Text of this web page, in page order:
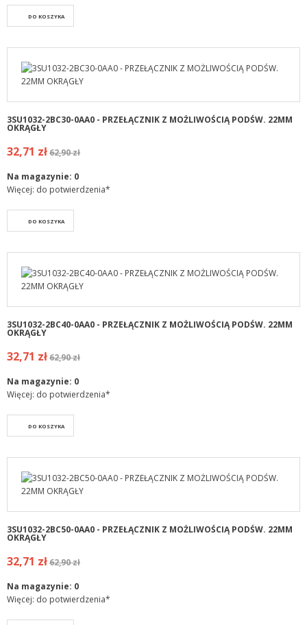
DO KOSZYKA
3SU1032-2BC30-0AA0 - PRZEŁĄCZNIK Z MOŻLIWOŚCIĄ PODŚW. 22MM
OKRĄGŁY
32,71 zł62,90 zł
Na magazynie: 0
Więcej: do potwierdzenia*
DO KOSZYKA
3SU1032-2BC40-0AA0 - PRZEŁĄCZNIK Z MOŻLIWOŚCIĄ PODŚW. 22MM
OKRĄGŁY
32,71 zł62,90 zł
Na magazynie: 0
Więcej: do potwierdzenia*
DO KOSZYKA
3SU1032-2BC50-0AA0 - PRZEŁĄCZNIK Z MOŻLIWOŚCIĄ PODŚW. 22MM
OKRĄGŁY
32,71 zł62,90 zł
Na magazynie: 0
Więcej: do potwierdzenia*